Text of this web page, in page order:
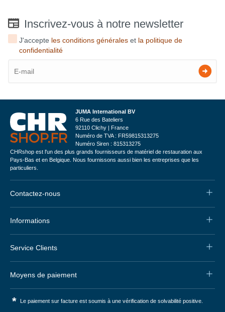
Inscrivez-vous à notre newsletter
J'accepte les conditions générales et la politique de
confidentialité
JUMA International BV
6 Rue des Bateliers
92110 Clichy | France
Numéro de TVA : FR59815313275
Numéro Siren : 815313275
CHRshop est l'un des plus grands fournisseurs de matériel de restauration aux
Pays-Bas et en Belgique. Nous fournissons aussi bien les entreprises que les
particuliers.
Contactez-nous
Informations
Service Clients
Moyens de paiement
* Le paiement sur facture est soumis à une vérification de solvabilité positive.